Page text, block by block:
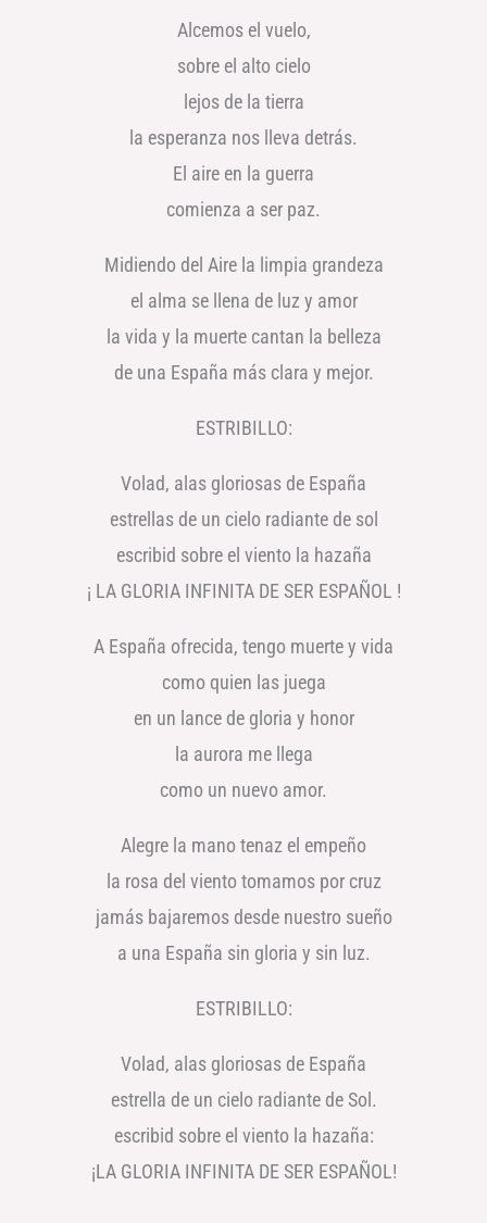
Alcemos el vuelo,
sobre el alto cielo
lejos de la tierra
la esperanza nos lleva detrás.
El aire en la guerra
comienza a ser paz.
Midiendo del Aire la limpia grandeza
el alma se llena de luz y amor
la vida y la muerte cantan la belleza
de una España más clara y mejor.
ESTRIBILLO:
Volad, alas gloriosas de España
estrellas de un cielo radiante de sol
escribid sobre el viento la hazaña
¡ LA GLORIA INFINITA DE SER ESPAÑOL !
A España ofrecida, tengo muerte y vida
como quien las juega
en un lance de gloria y honor
la aurora me llega
como un nuevo amor.
Alegre la mano tenaz el empeño
la rosa del viento tomamos por cruz
jamás bajaremos desde nuestro sueño
a una España sin gloria y sin luz.
ESTRIBILLO:
Volad, alas gloriosas de España
estrella de un cielo radiante de Sol.
escribid sobre el viento la hazaña:
¡LA GLORIA INFINITA DE SER ESPAÑOL!